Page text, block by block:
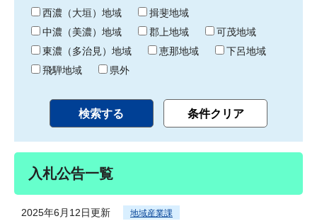
り 西濃（大垣）地域
揖斐地域
中濃（美濃）地域
郡上地域
可茂地域
東濃（多治見）地域
恵那地域
下呂地域
飛騨地域
県外
入札公告一覧
2025年6月12日更新 地域産業課